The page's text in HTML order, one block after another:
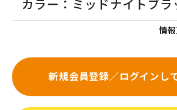
カラー：ミッドナイトブラ
情報
新規会員登録／ログインし